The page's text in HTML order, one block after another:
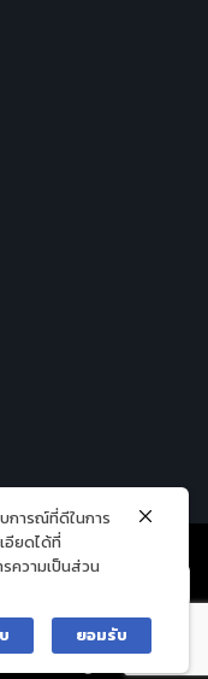
All Rights Reserved.
การณ์ที่ดีในการ
อียดได้ที่
ความเป็นส่วน
ยอมรับ